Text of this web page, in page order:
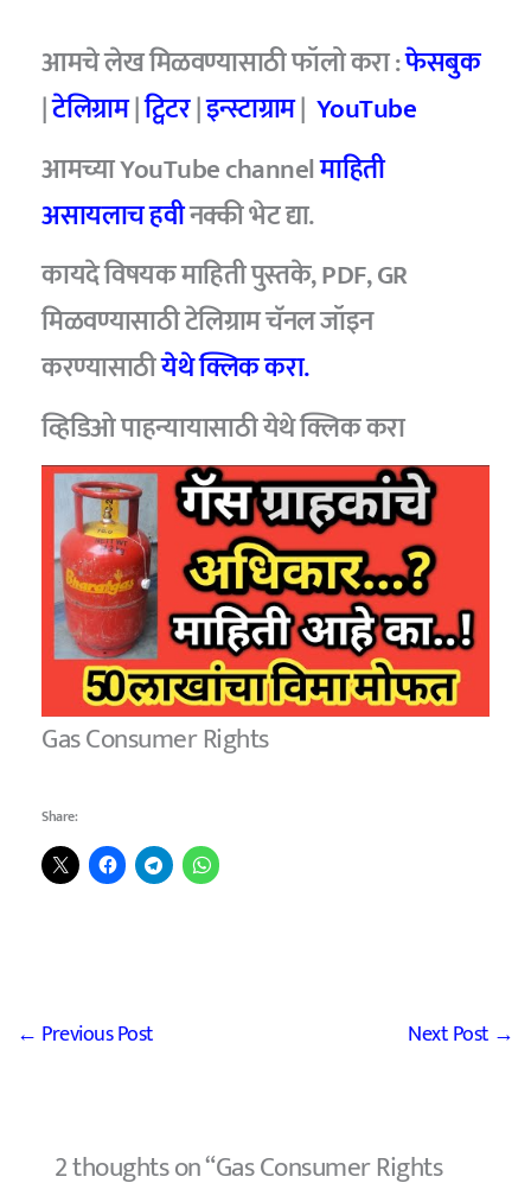
आमचेलेख मिळवण्यासाठी फॉलो करा :फेसबुक
|टेलिग्राम|ट्विटर|इन्स्टाग्राम| YouTube
आमच्या YouTube channelमाहिती
असायलाच हवीनक्की भेट द्या.
कायदे विषयक माहिती पुस्तके, PDF, GR
मिळवण्यासाठी टेलिग्राम चॅनल जॉइन
करण्यासाठीयेथे क्लिक करा.
व्हिडिओ पाहन्यायासाठी येथे क्लिक करा
Gas Consumer Rights
Share:
← Previous Post Next Post →
2 thoughts on “Gas Consumer Rights